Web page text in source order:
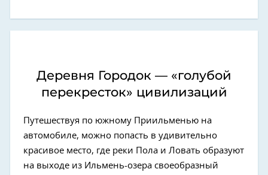
Деревня Городок — «голубой
перекресток» цивилизаций
Путешествуя по южному Приильменью на
автомобиле, можно попасть в удивительно
красивое место, где реки Пола и Ловать образуют
на выходе из Ильмень-озера своеобразный